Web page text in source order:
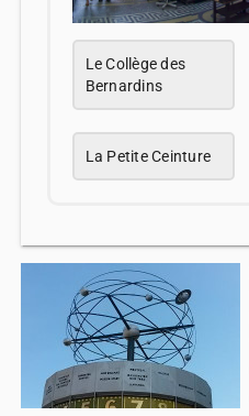
Le Collège des
Bernardins
La Petite Ceinture